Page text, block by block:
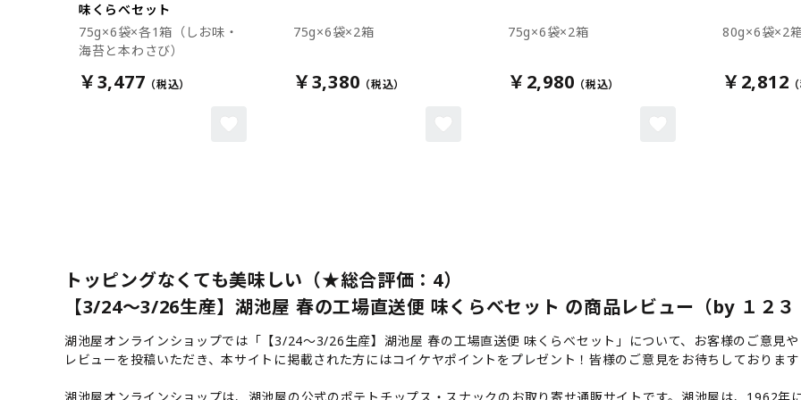
味くらべセット
75g×6袋×各1箱（しお味・
海苔と本わさび）
￥3,477
75g×6袋×2箱
￥3,380
75g×6袋×2箱
￥2,980
80g×6袋×2
￥2,812
トッピングなくても美味しい（★総合評価：4）
【3/24～3/26生産】湖池屋 春の工場直送便 味くらべセット の商品レビュー（by １２
湖池屋オンラインショップでは「【3/24～3/26生産】湖池屋 春の工場直送便 味くらべセット」について、お客様のご意見
レビューを投稿いただき、本サイトに掲載された方にはコイケヤポイントをプレゼント！皆様のご意見をお待ちしておりま